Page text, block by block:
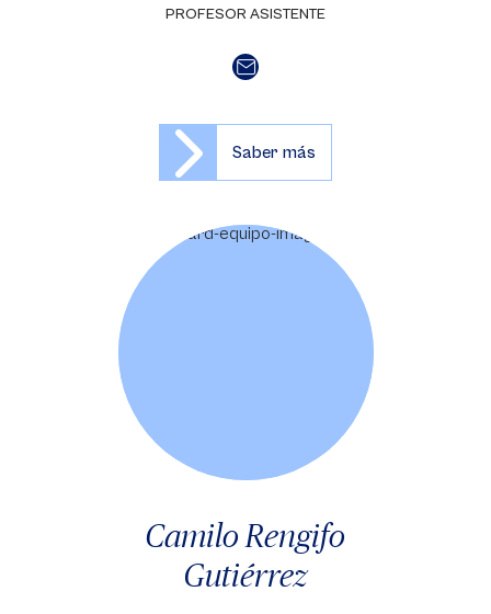
PROFESOR ASISTENTE
Saber más
Camilo Rengifo
Gutiérrez